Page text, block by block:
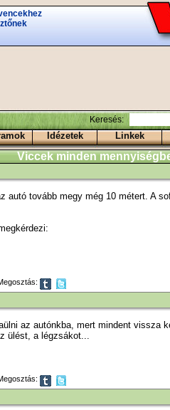
Keresés:
Idézetek Linkek
Viccek minden
autó tovább megy még 10 métert. A
az autónkba, mert mindent vissza
ülést, a légzsákot...